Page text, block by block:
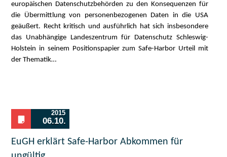
europäischen Datenschutzbehörden zu den Konsequenzen für
die Übermittlung von personenbezogenen Daten in die USA
geäußert. Recht kritisch und ausführlich hat sich insbesondere
das Unabhängige Landeszentrum für Datenschutz Schleswig-
Holstein in seinem Positionspapier zum Safe-Harbor Urteil mit
der Thematik…
2015
06.10.
EuGH erklärt Safe-Harbor Abkommen für